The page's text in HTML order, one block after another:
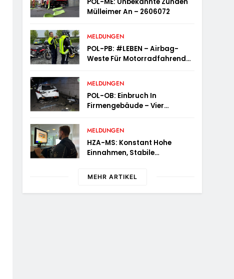
Mülleimer An – 2606072
MELDUNGEN
POL-PB: #LEBEN – Airbag-
Weste Für Motorradfahrende
MELDUNGEN
POL-OB: Einbruch In
Firmengebäude – Vier
Festgenommen
MELDUNGEN
HZA-MS: Konstant Hohe
Einnahmen, Stabile
Arbeit Mit E-Zigaretten /
Für 2025 Bilanz
MEHR ARTIKEL